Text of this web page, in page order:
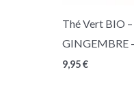
Thé Vert BIO
GINGEMBRE
9,95€